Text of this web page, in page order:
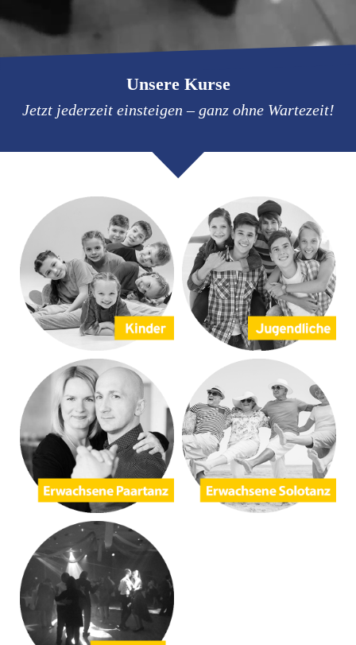
Unsere Kurse
Jetzt jederzeit einsteigen – ganz ohne Wartezeit!